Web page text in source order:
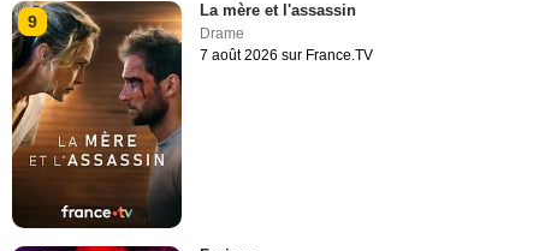
9
La mère et l'assassin
Drame
7 août 2026 sur France.TV